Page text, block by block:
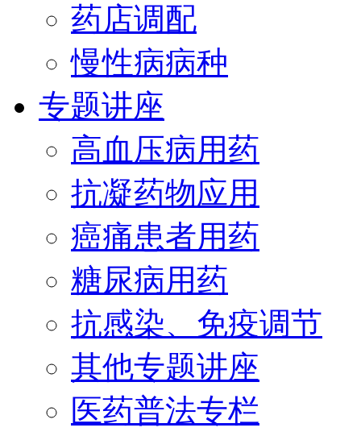
药店调配
慢性病病种
专题讲座
高血压病用药
抗凝药物应用
癌痛患者用药
糖尿病用药
抗感染、免疫调节
其他专题讲座
医药普法专栏